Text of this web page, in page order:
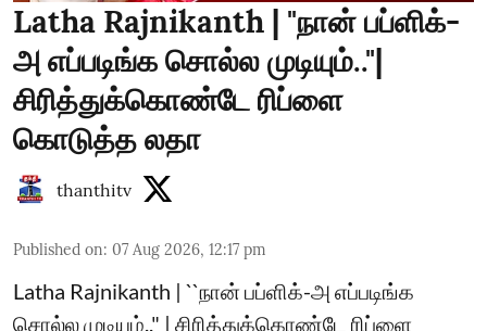
Latha Rajnikanth | "நான் பப்ளிக்-
அ எப்படிங்க சொல்ல முடியும்.."|
சிரித்துக்கொண்டே ரிப்ளை
கொடுத்த லதா
thanthitv
Published on: 07 Aug 2026, 12:17 pm
Latha Rajnikanth | ``நான் பப்ளிக்-அ எப்படிங்க
சொல்ல முடியும்.." | சிரித்துக்கொண்டே ரிப்ளை